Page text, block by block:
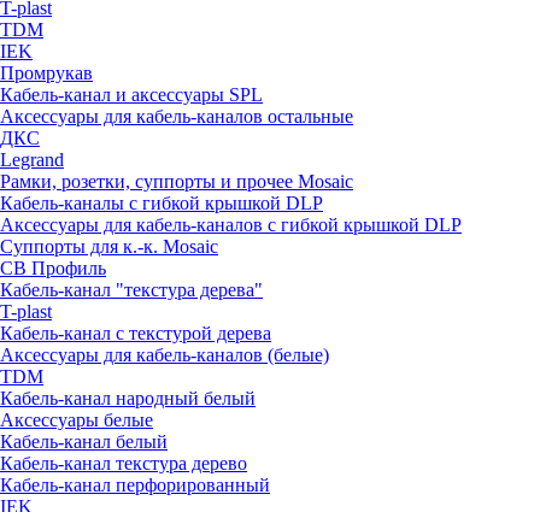
T-plast
TDM
IEK
Промрукав
Кабель-канал и аксессуары SPL
Аксессуары для кабель-каналов остальные
ДКС
Legrand
Рамки, розетки, суппорты и прочее Mosaic
Кабель-каналы с гибкой крышкой DLP
Аксессуары для кабель-каналов с гибкой крышкой DLP
Суппорты для к.-к. Mosaic
СВ Профиль
Кабель-канал "текстура дерева"
T-plast
Кабель-канал с текстурой дерева
Аксессуары для кабель-каналов (белые)
TDM
Кабель-канал народный белый
Аксессуары белые
Кабель-канал белый
Кабель-канал текстура дерево
Кабель-канал перфорированный
IEK